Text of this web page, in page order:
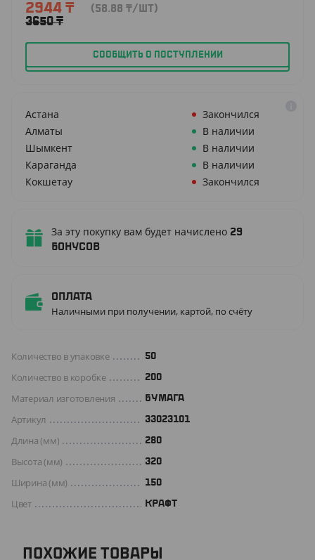
2944 ₸
3650₸
(58.88 ₸/ШТ)
СООБЩИТЬ О ПОСТУПЛЕНИИ
Астана
Закончился
Алматы
В наличии
Шымкент
В наличии
Караганда
В наличии
Кокшетау
Закончился
За эту покупку вам будет начислено 29
бонусов
Оплата
Наличными при получении, картой, по счёту
Количество в упаковке 50
Количество в коробке 200
Материал изготовления БУМАГА
Артикул 33023101
Длина (мм) 280
Высота (мм) 320
Ширина (мм) 150
Цвет КРАФТ
ПОХОЖИЕ ТОВАРЫ